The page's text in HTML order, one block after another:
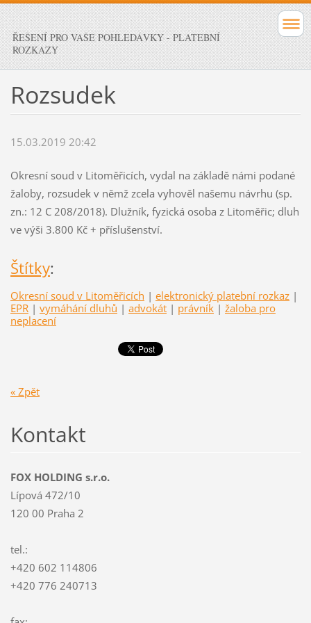
ŘEŠENÍ PRO VAŠE POHLEDÁVKY - PLATEBNÍ
ROZKAZY
Rozsudek
15.03.2019 20:42
Okresní soud v Litoměřicích, vydal na základě námi podané
žaloby, rozsudek v němž zcela vyhověl našemu návrhu (sp.
zn.: 12 C 208/2018). Dlužník, fyzická osoba z Litoměřic; dluh
ve výši 3.800 Kč + příslušenství.
Štítky:
Okresní soud v Litoměřicích | elektronický platební rozkaz |
EPR | vymáhání dluhů | advokát | právník | žaloba pro
neplacení
« Zpět
Kontakt
FOX HOLDING s.r.o.
Lípová 472/10
120 00 Praha 2
tel.:
+420 602 114806
+420 776 240713